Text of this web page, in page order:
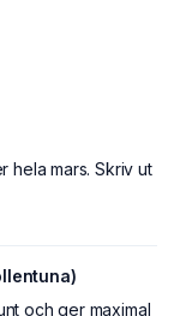
hela mars. Skriv ut
och ger maximal